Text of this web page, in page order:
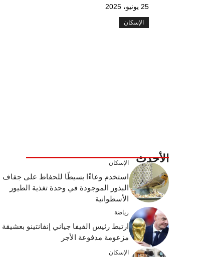
25 يونيو، 2025
الإسكان
الأحدث الإسكان
استخدم وعاءًا بسيطًا للحفاظ على جفاف
البذور الموجودة في وحدة تغذية الطيور
الأسطوانية
رياضة
ارتبط رئيس الفيفا جياني إنفانتينو بعشيقة
مزعومة مدفوعة الأجر
الإسكان